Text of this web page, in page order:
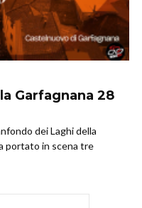
Garfagnana 28
dei Laghi della
portato in scena tre